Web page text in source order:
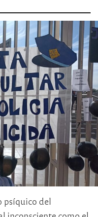
psíquico del